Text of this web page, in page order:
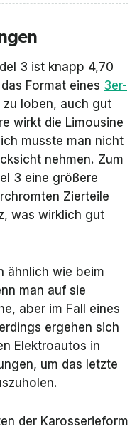
3 ist knapp 4,70
Format eines 3er-
zu loben, auch gut
wirkt die Limousine
musste man nicht
nehmen. Zum
3 eine größere
Zierteile
was wirklich gut
ähnlich wie beim
man auf sie
aber im Fall eines
ergehen sich
Elektroautos in
um das letzte
der Karosserieform